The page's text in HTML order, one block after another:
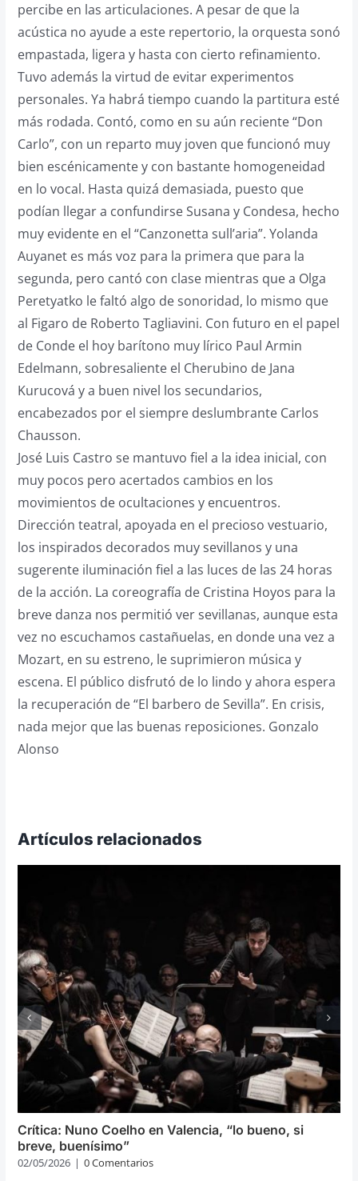
percibe en las articulaciones. A pesar de que la
acústica no ayude a este repertorio, la orquesta sonó
empastada, ligera y hasta con cierto refinamiento.
Tuvo además la virtud de evitar experimentos
personales. Ya habrá tiempo cuando la partitura esté
más rodada. Contó, como en su aún reciente “Don
Carlo”, con un reparto muy joven que funcionó muy
bien escénicamente y con bastante homogeneidad
en lo vocal. Hasta quizá demasiada, puesto que
podían llegar a confundirse Susana y Condesa, hecho
muy evidente en el “Canzonetta sull’aria”. Yolanda
Auyanet es más voz para la primera que para la
segunda, pero cantó con clase mientras que a Olga
Peretyatko le faltó algo de sonoridad, lo mismo que
al Figaro de Roberto Tagliavini. Con futuro en el papel
de Conde el hoy barítono muy lírico Paul Armin
Edelmann, sobresaliente el Cherubino de Jana
Kurucová y a buen nivel los secundarios,
encabezados por el siempre deslumbrante Carlos
Chausson.
José Luis Castro se mantuvo fiel a la idea inicial, con
muy pocos pero acertados cambios en los
movimientos de ocultaciones y encuentros.
Dirección teatral, apoyada en el precioso vestuario,
los inspirados decorados muy sevillanos y una
sugerente iluminación fiel a las luces de las 24 horas
de la acción. La coreografía de Cristina Hoyos para la
breve danza nos permitió ver sevillanas, aunque esta
vez no escuchamos castañuelas, en donde una vez a
Mozart, en su estreno, le suprimieron música y
escena. El público disfrutó de lo lindo y ahora espera
la recuperación de “El barbero de Sevilla”. En crisis,
nada mejor que las buenas reposiciones. Gonzalo
Alonso
Artículos relacionados
Crítica: Nuno Coelho en Valencia, “lo bueno, si
breve, buenísimo”
02/05/2026 | 0 Comentarios